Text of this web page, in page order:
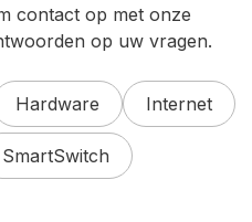
contact op met onze
op uw vragen.
Hardware Internet
SmartSwitch